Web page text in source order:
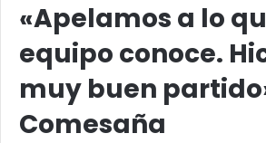
«Apelamos a lo
equipo conoce.
muy buen
Comesaña